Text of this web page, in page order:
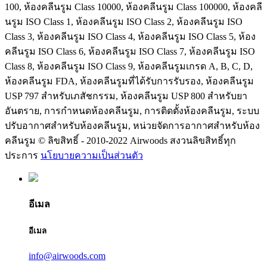
100, ห้องคลีนรูม Class 10000, ห้องคลีนรูม Class 100000, ห้องคลี
นรูม ISO Class 1, ห้องคลีนรูม ISO Class 2, ห้องคลีนรูม ISO
Class 3, ห้องคลีนรูม ISO Class 4, ห้องคลีนรูม ISO Class 5, ห้อง
คลีนรูม ISO Class 6, ห้องคลีนรูม ISO Class 7, ห้องคลีนรูม ISO
Class 8, ห้องคลีนรูม ISO Class 9, ห้องคลีนรูมเกรด A, B, C, D,
ห้องคลีนรูม FDA, ห้องคลีนรูมที่ได้รับการรับรอง, ห้องคลีนรูม
USP 797 สำหรับเภสัชกรรม, ห้องคลีนรูม USP 800 สำหรับยา
อันตราย, การกำหนดห้องคลีนรูม, การติดตั้งห้องคลีนรูม, ระบบ
ปรับอากาศสำหรับห้องคลีนรูม, หน่วยจัดการอากาศสำหรับห้อง
คลีนรูม © ลิขสิทธิ์ - 2010-2022 Airwoods สงวนลิขสิทธิ์ทุก
ประการ นโยบายความเป็นส่วนตัว
อีเมล
อีเมล
info@airwoods.com